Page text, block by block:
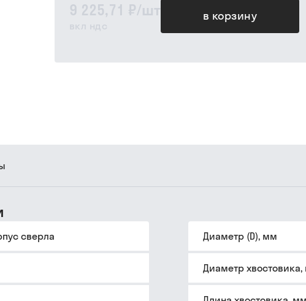
9 225,71 ₽/шт
вкл ндс
в корзину
сверла Диаметр (D), мм
Диаметр